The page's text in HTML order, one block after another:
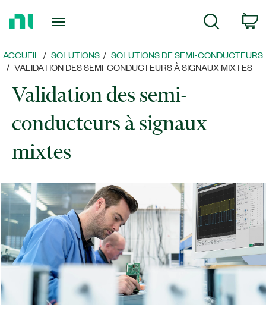
page
d’accueil
ACCUEIL SOLUTIONS
SOLUTIONS DE SEMI-CONDUCTEURS
​VALIDATION DES SEMI-CONDUCTEURS À SIGNAUX MIXTES
Validation des semi-
conducteurs à signaux
mixtes